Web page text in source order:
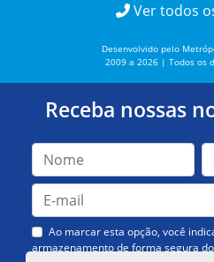
Ver todos
Desenvolvido pelo
2009 a 2026 | Todos os
Receba nossas
Ao marcar esta opção, você
armazenamento de forma segura